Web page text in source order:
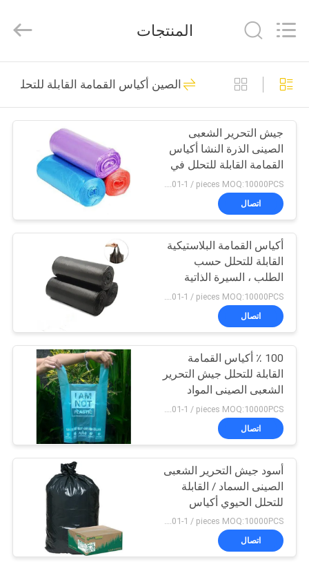
المنزل
المنتجات
حولنا
جولة
في
المصنع
مراقبة
الجودة
أخبار
اطلب
اقتباس
خريطة
الموقع
PRIVACY
Macromolecule
Materials
All
Reserved.
PVA المياه القابلة
للذوبان السينمائي
38
فيلم إطلاق للذوبان
في الماء
73
فيلم قابل للذوبان في
الماء للتطريز
15
PVA حقيبة قابلة
34
المنتجات
الصين أكياس القمامة القابلة للتحلل
جيش التحرير الشعبى
الصينى الذرة النشا أكياس
القمامة القابلة للتحلل في
لفة SGS / MSDS معتمد
US $0.01-1 / pieces MOQ:10000PCS
اتصال
أكياس القمامة البلاستيكية
القابلة للتحلل حسب
الطلب ، السيرة الذاتية
الملونة - كيس القمامة
البلاستيكية
اتصال
100 ٪ أكياس القمامة
القابلة للتحلل جيش التحرير
الشعبى الصينى المواد
البلاستيكية المصنوعة مع
شعار مخصص
اتصال
أسود جيش التحرير الشعبى
الصينى السماد / القابلة
للتحلل الحيوي أكياس
البلاستيك القمامة نوع
الختم الحرارة
US $0.01-1 / pieces MOQ:10000PCS
اتصال